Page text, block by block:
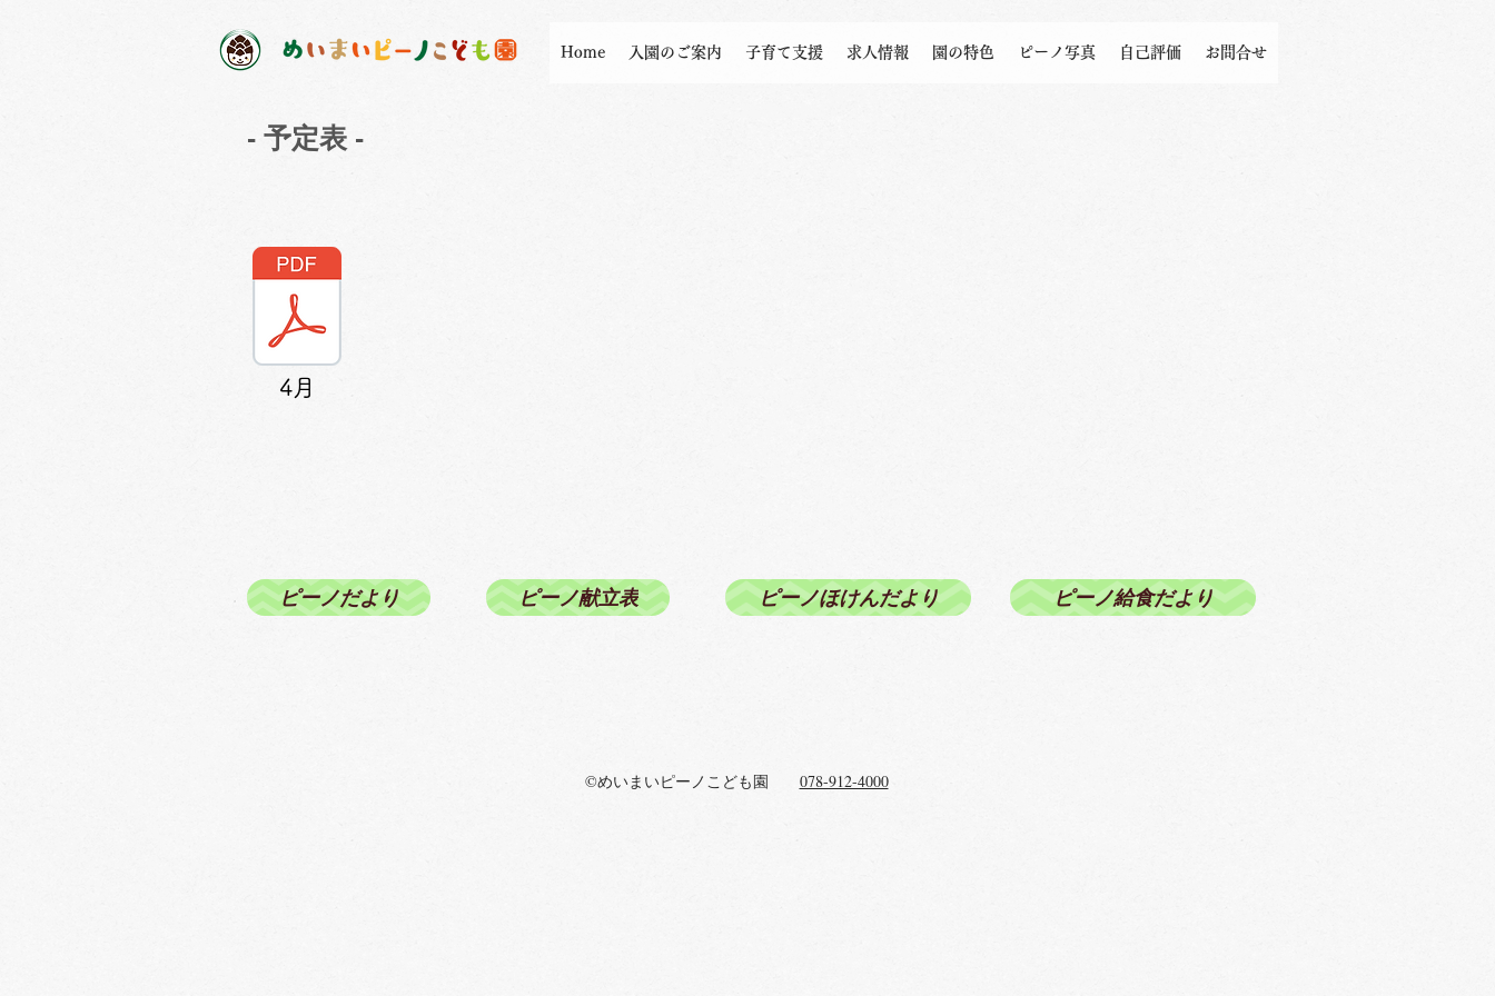
Home 入園のご案内 子育て支援 求人情報 園の特色 ピーノ写真 自己評価 お問合せ
​- 予定表 -
4月
ピーノだより ピーノ献立表 ピーノほけんだより ピーノ給食だより
©めいまいピーノこども園 078-912-4000